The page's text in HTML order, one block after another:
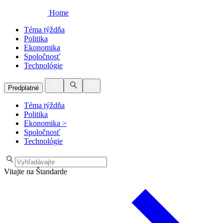
Home
Téma týždňa
Politika
Ekonomika
Spoločnosť
Technológie
Predplatné
Téma týždňa
Politika
Ekonomika >
Spoločnosť
Technológie
Vitajte na Štandarde